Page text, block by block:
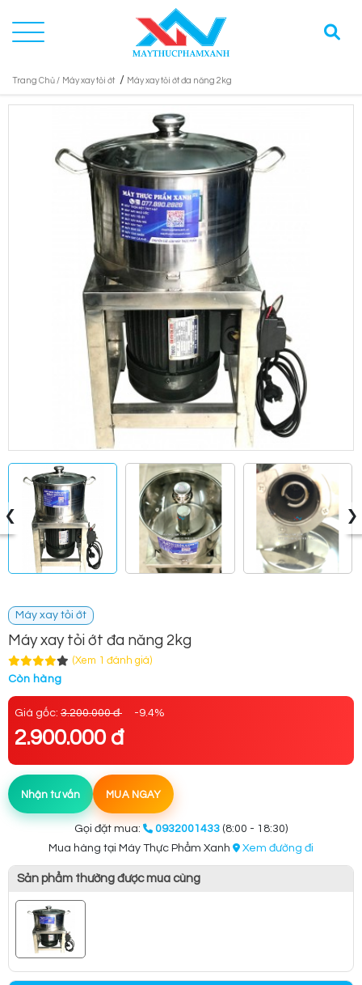
Trang Chủ / Máy xay tỏi ớt / Máy xay tỏi ớt đa năng 2kg
‹ ›
Máy xay tỏi ớt
Máy xay tỏi ớt đa năng 2kg
(Xem 1 đánh giá)
Còn hàng
Giá gốc: 3.200.000 đ -9.4%
2.900.000 đ
Nhận tư vấn MUA NGAY
Gọi đặt mua: 0932001433 (8:00 - 18:30)
Mua hàng tại Máy Thực Phẩm Xanh
Xem đường đi
Sản phẩm thường được mua cùng